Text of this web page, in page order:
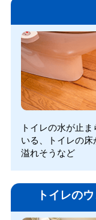
トイレの水が止
いる、トイレの
溢れそうなど
トイレの